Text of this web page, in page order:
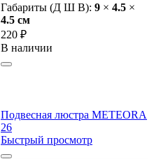
Габариты (Д Ш В): 9 × 4.5 ×
4.5 cм
220 ₽
В наличии
Подвесная люстра METEORA
26
Быстрый просмотр